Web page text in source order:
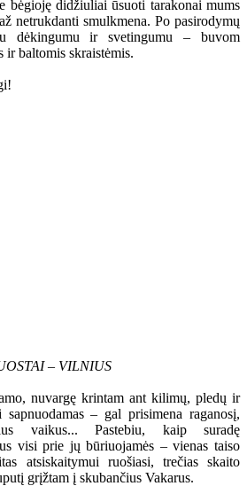
bėgioję didžiuliai ūsuoti tarakonai mums
netrukdanti smulkmena. Po pasirodymų
dėkingumu ir svetingumu – buvom
baltomis skraistėmis.
– VILNIUS
nuvargę krintam ant kilimų, pledų ir
sapnuodamas – gal prisimena raganosį,
vaikus... Pastebiu, kaip suradę
visi prie jų būriuojamės – vienas taiso
atsiskaitymui ruošiasi, trečias skaito
grįžtam į skubančius Vakarus.